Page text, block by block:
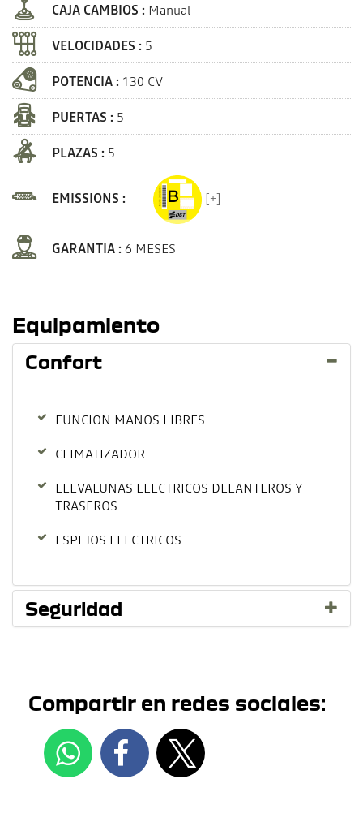
CAJA CAMBIOS : Manual
VELOCIDADES : 5
POTENCIA : 130 CV
PUERTAS : 5
PLAZAS : 5
EMISSIONS : [+]
GARANTIA :6 MESES
Equipamiento
Confort
FUNCION MANOS LIBRES
CLIMATIZADOR
ELEVALUNAS ELECTRICOS DELANTEROS Y
TRASEROS
ESPEJOS ELECTRICOS
Seguridad
Compartir en redes sociales: